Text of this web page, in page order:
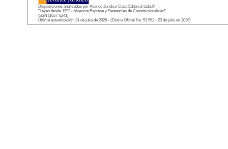
Disposiciones analizadas por Avance Jurídico Casa Editorial Ltda.©
"Leyes desde 1992 - Vigencia Expresa y Sentencias de Constitucionalidad"
ISSN [1657-6241]
Última actualización: 31 de julio de 2026 - (Diario Oficial No. 53.562 - 23 de julio de 2026)